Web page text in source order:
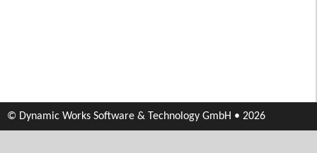
© Dynamic Works Software & Technology GmbH • 2026